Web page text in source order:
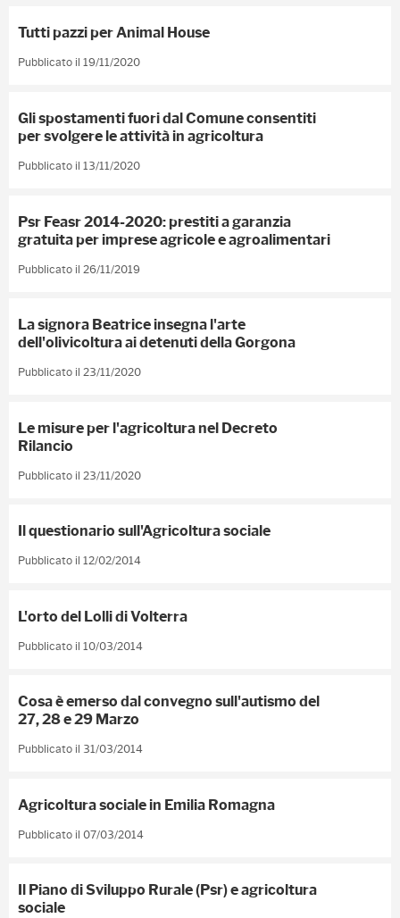
Tutti pazzi per Animal House
Pubblicato il 19/11/2020
Gli spostamenti fuori dal Comune consentiti
per svolgere le attività in agricoltura
Pubblicato il 13/11/2020
Psr Feasr 2014-2020: prestiti a garanzia
gratuita per imprese agricole e agroalimentari
Pubblicato il 26/11/2019
La signora Beatrice insegna l'arte
dell'olivicoltura ai detenuti della Gorgona
Pubblicato il 23/11/2020
Le misure per l'agricoltura nel Decreto
Rilancio
Pubblicato il 23/11/2020
Il questionario sull'Agricoltura sociale
Pubblicato il 12/02/2014
L'orto del Lolli di Volterra
Pubblicato il 10/03/2014
Cosa è emerso dal convegno sull'autismo del
27, 28 e 29 Marzo
Pubblicato il 31/03/2014
Agricoltura sociale in Emilia Romagna
Pubblicato il 07/03/2014
Il Piano di Sviluppo Rurale (Psr) e agricoltura
sociale